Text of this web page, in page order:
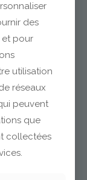
des
et pour
utilisation
réseaux
peuvent
que
collectées